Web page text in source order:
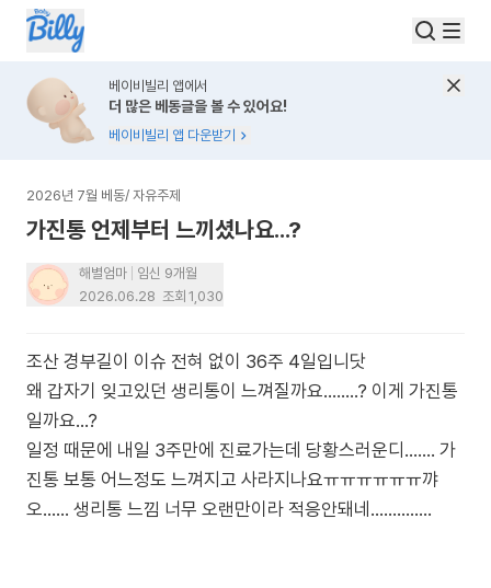
베이비빌리 앱에서
더 많은 베동글을 볼 수 있어요!
베이비빌리 앱 다운받기
2026년 7월 베동/ 자유주제
가진통 언제부터 느끼셨나요...?
해별엄마
임신 9개월
2026.06.28 조회 1,030
조산 경부길이 이슈 전혀 없이 36주 4일입니닷
왜 갑자기 잊고있던 생리통이 느껴질까요........? 이게 가진통
일까요...?
일정 때문에 내일 3주만에 진료가는데 당황스러운디....... 가
진통 보통 어느정도 느껴지고 사라지나요ㅠㅠㅠㅠㅠㅠ꺄
오...... 생리통 느낌 너무 오랜만이라 적응안돼네..............